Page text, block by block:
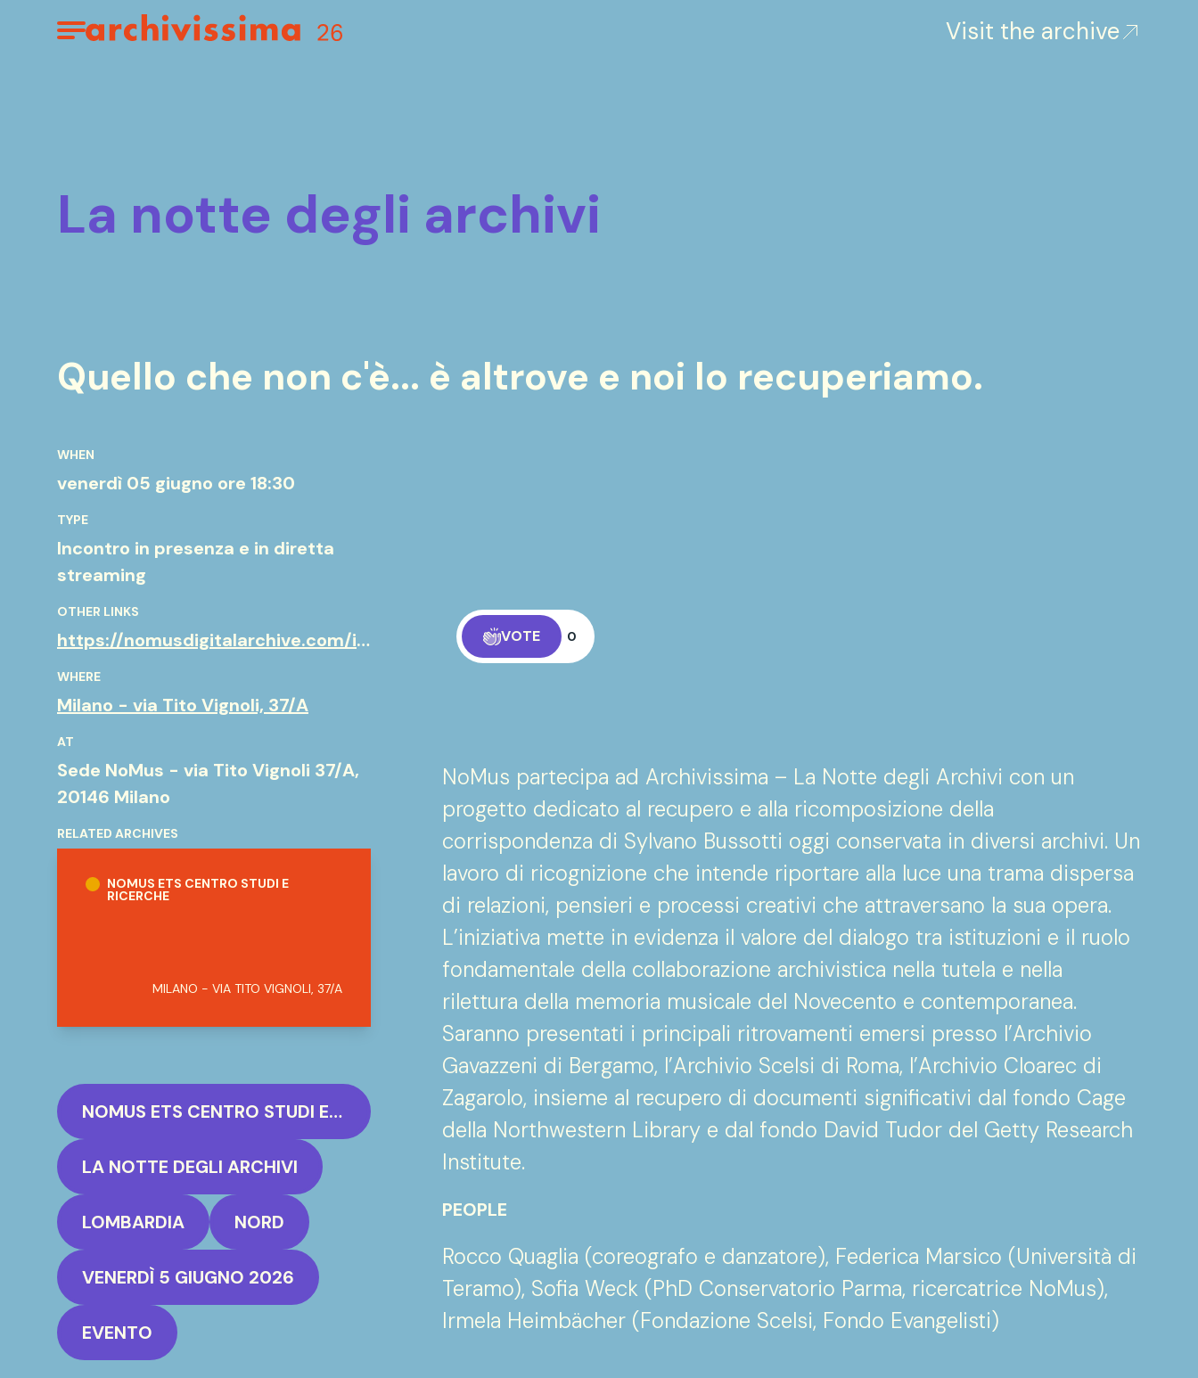
Home page
Apri il menu Visit the archive
la notte degli archivi
Quello che non c'è... è altrove e noi lo recuperiamo.
WHEN
venerdì 05 giugno ore 18:30
TYPE
Incontro in presenza e in diretta
streaming
OTHER LINKS
https://nomusdigitalarchive.com/it-IT/fondi/fondo-bussotti
WHERE
Milano - via Tito Vignoli, 37/A
AT
Sede NoMus - via Tito Vignoli 37/A,
20146 Milano
RELATED ARCHIVES
NOMUS ETS CENTRO STUDI E
RICERCHE
MILANO - VIA TITO VIGNOLI, 37/A
NOMUS ETS CENTRO STUDI E RICERCHE
LA NOTTE DEGLI ARCHIVI
LOMBARDIA NORD
VENERDÌ 5 GIUGNO 2026
EVENTO
VOTE 0
NoMus partecipa ad Archivissima – La Notte degli Archivi con un
progetto dedicato al recupero e alla ricomposizione della
corrispondenza di Sylvano Bussotti oggi conservata in diversi archivi. Un
lavoro di ricognizione che intende riportare alla luce una trama dispersa
di relazioni, pensieri e processi creativi che attraversano la sua opera.
L’iniziativa mette in evidenza il valore del dialogo tra istituzioni e il ruolo
fondamentale della collaborazione archivistica nella tutela e nella
rilettura della memoria musicale del Novecento e contemporanea.
Saranno presentati i principali ritrovamenti emersi presso l’Archivio
Gavazzeni di Bergamo, l’Archivio Scelsi di Roma, l’Archivio Cloarec di
Zagarolo, insieme al recupero di documenti significativi dal fondo Cage
della Northwestern Library e dal fondo David Tudor del Getty Research
Institute.
PEOPLE
Rocco Quaglia (coreografo e danzatore), Federica Marsico (Università di
Teramo), Sofia Weck (PhD Conservatorio Parma, ricercatrice NoMus),
Irmela Heimbächer (Fondazione Scelsi, Fondo Evangelisti)